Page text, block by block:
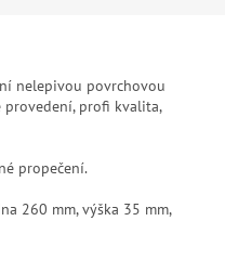
nelepivou povrchovou
provedení, profi kvalita,
propečení.
260 mm, výška 35 mm,